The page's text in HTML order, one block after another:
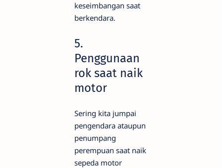
keseimbangan saat
berkendara.
5.
Penggunaan
rok saat naik
motor
Sering kita jumpai
pengendara ataupun
penumpang
perempuan saat naik
sepeda motor